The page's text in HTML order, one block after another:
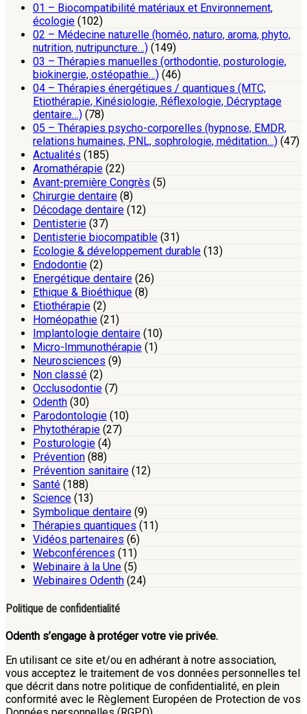
01 – Biocompatibilité matériaux et Environnement,
écologie (102)
02 – Médecine naturelle (homéo, naturo, aroma, phyto,
nutrition, nutripuncture…) (149)
03 – Thérapies manuelles (orthodontie, posturologie,
biokinergie, ostéopathie…) (46)
04 – Thérapies énergétiques / quantiques (MTC,
Etiothérapie, Kinésiologie, Réflexologie, Décryptage
dentaire…) (78)
05 – Thérapies psycho-corporelles (hypnose, EMDR,
relations humaines, PNL, sophrologie, méditation…) (47)
Actualités (185)
Aromathérapie (22)
Avant-première Congrès (5)
Chirurgie dentaire (8)
Décodage dentaire (12)
Dentisterie (37)
Dentisterie biocompatible (31)
Ecologie & développement durable (13)
Endodontie (2)
Energétique dentaire (26)
Ethique & Bioéthique (8)
Etiothérapie (2)
Homéopathie (21)
Implantologie dentaire (10)
Micro-Immunothérapie (1)
Neurosciences (9)
Non classé (2)
Occlusodontie (7)
Odenth (30)
Parodontologie (10)
Phytothérapie (27)
Posturologie (4)
Prévention (88)
Prévention sanitaire (12)
Santé (188)
Science (13)
Symbolique dentaire (9)
Thérapies quantiques (11)
Vidéos partenaires (6)
Webconférences (11)
Webinaire à la Une (5)
Webinaires Odenth (24)
Politique de confidentialité
Odenth s’engage à protéger votre vie privée.
En utilisant ce site et/ou en adhérant à notre association,
vous acceptez le traitement de vos données personnelles tel
que décrit dans notre politique de confidentialité, en plein
conformité avec le Règlement Européen de Protection de vos